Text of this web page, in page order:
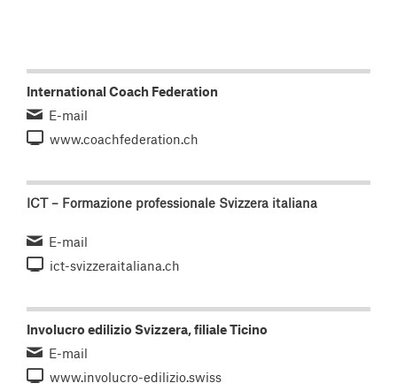
International Coach Federation
E-mail
www.coachfederation.ch
ICT – Formazione professionale Svizzera italiana
E-mail
ict-svizzeraitaliana.ch
Involucro edilizio Svizzera, filiale Ticino
E-mail
www.involucro-edilizio.swiss